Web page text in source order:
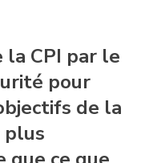
la CPI par le
pour
de la
plus